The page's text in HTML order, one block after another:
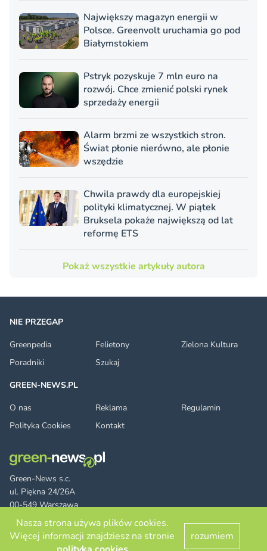
Największy magazyn energii w
Polsce. Greenvolt uruchamia go pod
Białymstokiem
Pstryk pozyskuje 7 mln euro na
rozwój. Chce zmienić polski rynek
sprzedaży energii
Alarm brzmi ze wszystkich stron.
Świat płonie nierówno, ale płonie
wszędzie
Chwila prawdy dla europejskiej
polityki klimatycznej. W piątek
Bruksela pokaże największą od lat
reformę ETS
Pokaż wszystkie artykuły autora
Green-News s.c.
ul. Piękna 24/26A
00-549 Warszawa
FacebookTwitter LinkedIn
RSS
© 2026 green-news.pl. All rights reserved.
NIE PRZEGAP
Greenpedia
Felietony
Zielona Kultura
Poradniki
Szukaj
GREEN-NEWS.PL
O nas
Reklama
Regulamin
Polityka Cookies
Kontakt
Nasza strona używa plików cookies.
Więcej informacji znajdziesz na stronie
rozumiem